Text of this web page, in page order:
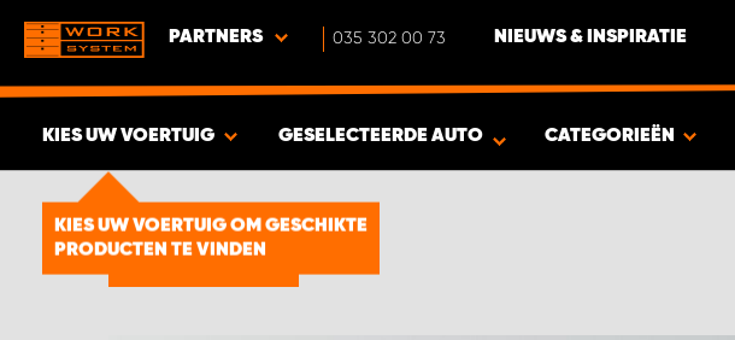
PARTNERS 035 302 00 73 NIEUWS & INSPIRATIE
KIES UW VOERTUIG
KIES UW VOERTUIG OM GESCHIKTE
PRODUCTEN TE VINDEN
BEKIJK RESULTAAT -1894
PRODUCTEN
GESELECTEERDE AUTO CATEGORIEËN